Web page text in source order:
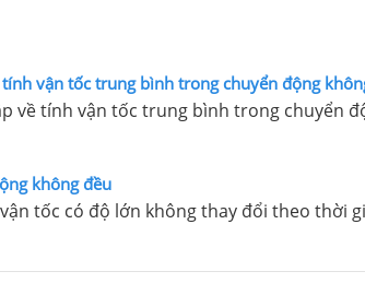
vận tốc trung bình trong chuyển động
về tính vận tốc trung bình trong chuyển
không đều
tốc có độ lớn không thay đổi theo thời